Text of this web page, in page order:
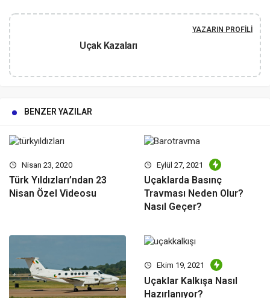
Uçak Kazaları
YAZARIN PROFILI
BENZER YAZILAR
Nisan 23, 2020
Türk Yıldızları’ndan 23
Nisan Özel Videosu
Eylül 27, 2021
Uçaklarda Basınç
Travması Neden Olur?
Nasıl Geçer?
Ekim 19, 2021
Uçaklar Kalkışa Nasıl
Hazırlanıyor?